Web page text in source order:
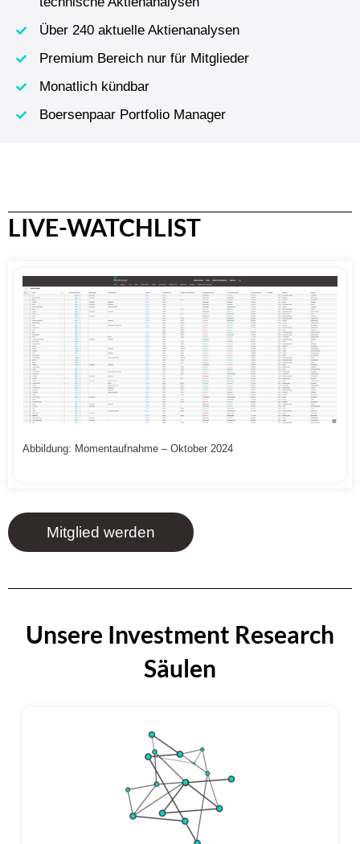
Über 240 aktuelle Aktienanalysen
Premium Bereich nur für Mitglieder
Monatlich kündbar
Boersenpaar Portfolio Manager
LIVE-WATCHLIST
Abbildung: Momentaufnahme – Oktober 2024
Mitglied werden
Unsere Investment Research
Säulen